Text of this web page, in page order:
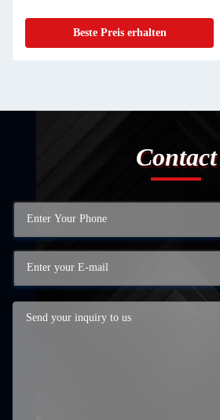
Beste Preis erhalten
Contact